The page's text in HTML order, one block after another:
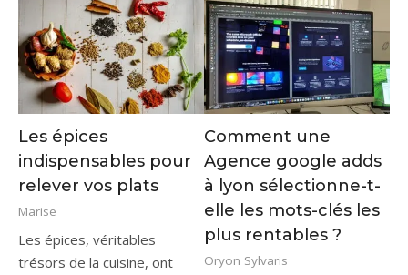
Les épices
indispensables pour
relever vos plats
Marise
Les épices, véritables
trésors de la cuisine, ont
Comment une
Agence google adds
à lyon sélectionne-t-
elle les mots-clés les
plus rentables ?
Oryon Sylvaris